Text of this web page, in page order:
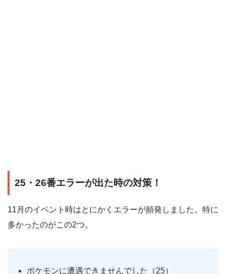
25・26番エラーが出た時の対策！
11月のイベント時はとにかくエラーが頻発しました。特に
多かったのがこの2つ。
ポケモンに遭遇できませんでした（25）